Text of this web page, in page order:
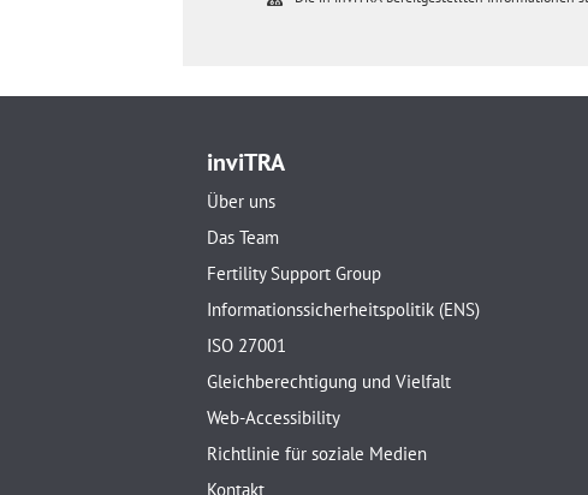
inviTRA
Über uns
Das Team
Fertility Support Group
Informationssicherheitspolitik (ENS)
ISO 27001
Gleichberechtigung und Vielfalt
Web-Accessibility
Richtlinie für soziale Medien
Kontakt